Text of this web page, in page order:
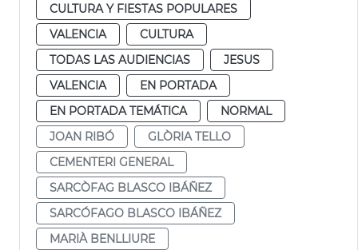
CULTURA Y FIESTAS POPULARES
VALENCIA
CULTURA
TODAS LAS AUDIENCIAS
JESUS
VALENCIA
EN PORTADA
EN PORTADA TEMÁTICA
NORMAL
JOAN RIBÓ
GLÒRIA TELLO
CEMENTERI GENERAL
SARCÒFAG BLASCO IBÁÑEZ
SARCÓFAGO BLASCO IBÁÑEZ
MARIÀ BENLLIURE